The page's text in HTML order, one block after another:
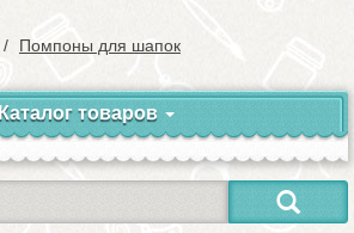
Помпоны для шапок
Каталог товаров